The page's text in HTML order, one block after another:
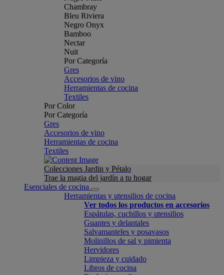
Chambray
Bleu Riviera
Negro Onyx
Bamboo
Nectar
Nuit
Por Categoría
Gres
Accesorios de vino
Herramientas de cocina
Textiles
Por Color
Por Categoría
Gres
Accesorios de vino
Herramientas de cocina
Textiles
Colecciones Jardin y Pétalo
Trae la magia del jardín a tu hogar
Esenciales de cocina
Herramientas y utensilios de cocina
Ver todos los productos en accesorios
Espátulas, cuchillos y utensilios
Guantes y delantales
Salvamanteles y posavasos
Molinillos de sal y pimienta
Hervidores
Limpieza y cuidado
Libros de cocina